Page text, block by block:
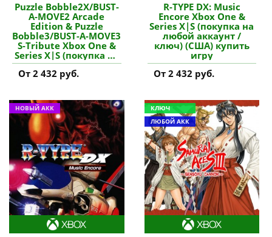
Puzzle Bobble2X/BUST-
A-MOVE2 Arcade
Edition & Puzzle
Bobble3/BUST-A-MOVE3
S-Tribute Xbox One &
Series X|S (покупка на
любой аккаунт /
ключ) (США) купить
От 2 432 руб.
R-TYPE DX: Music
Encore Xbox One &
Series X|S (покупка на
любой аккаунт /
ключ) (США) купить
игру
От 2 432 руб.
НОВЫЙ АКК
КЛЮЧ
ЛЮБОЙ АКК